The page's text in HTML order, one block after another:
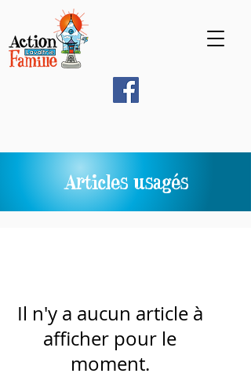
Articles usagés
Il n'y a aucun article à
afficher pour le
moment.